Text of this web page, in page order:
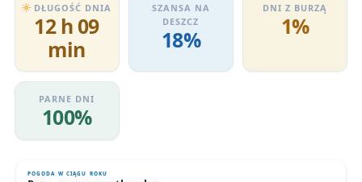
DŁUGOŚĆ DNIA
12 h 09
min
SZANSA NA
DESZCZ
18%
DNI Z BURZĄ
1%
PARNE DNI
100%